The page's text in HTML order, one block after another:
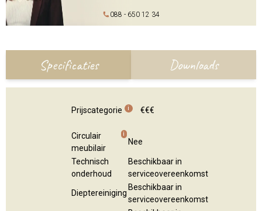
088 - 650 12 34
Specificaties Downloads
Prijscategorie i €€€
Circulair
meubilair
i
Nee
Technisch
onderhoud
Beschikbaar in
serviceovereenkomst
Dieptereiniging
Beschikbaar in
serviceovereenkomst